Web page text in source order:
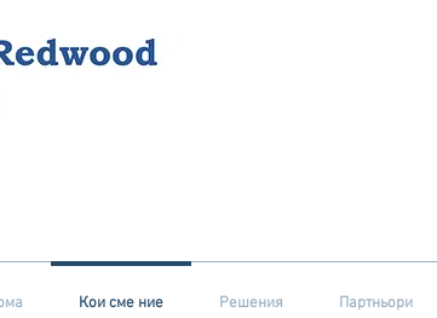
Кои сме ние Решения Партньори